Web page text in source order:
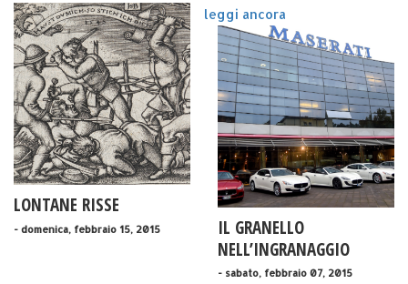
LONTANE RISSE
- domenica, febbraio 15, 2015
leggi ancora
IL GRANELLO
NELL’INGRANAGGIO
- sabato, febbraio 07, 2015